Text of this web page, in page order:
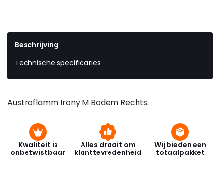
Beschrijving
Technische specificaties
Austroflamm Irony M Bodem Rechts.
Kwaliteit is
onbetwistbaar
Alles draait om
klanttevredenheid
Wij bieden een
totaalpakket